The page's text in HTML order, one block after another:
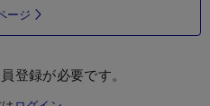
ージ
登録が必要です。